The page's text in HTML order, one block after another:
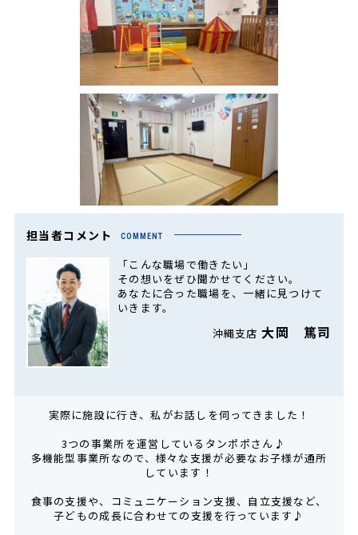
担当者コメント COMMENT
「こんな職場で働きたい」
その想いをぜひ聞かせてください。
あなたに合った職場を、一緒に見つけて
いきます。
沖縄支店大岡 篤司
実際に施設に行き、私がお話しを伺ってきました！
3つの事業所を運営しているタンポポさん♪
多機能型事業所なので、様々な支援が必要なお子様が通所
しています！
食事の支援や、コミュニケーション支援、自立支援など、
子どもの成長に合わせての支援を行っています♪